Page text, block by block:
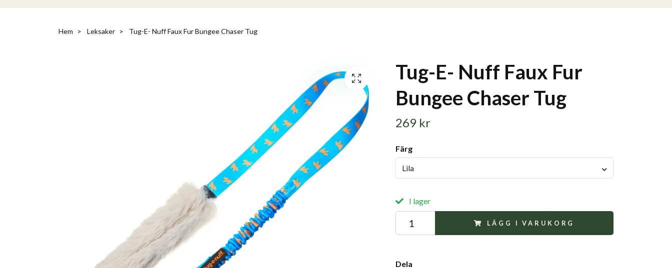
Hem Leksaker Tug-E- Nuff Faux Fur Bungee Chaser Tug
Tug-E- Nuff Faux Fur
Bungee Chaser Tug
269 kr
Färg
Lila
I lager
LÄGG I VARUKORG
Dela